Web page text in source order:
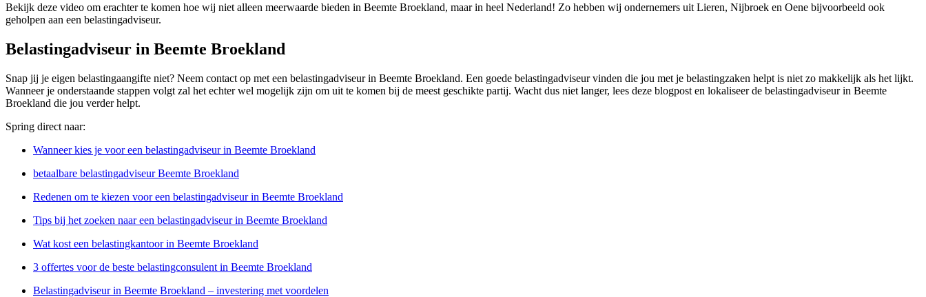
Bekijk deze video om erachter te komen hoe wij niet alleen meerwaarde bieden in Beemte Broekland, maar in heel Nederland! Zo hebben wij ondernemers uit Lieren, Nijbroek en Oene bijvoorbeeld ook
geholpen aan een belastingadviseur.
Belastingadviseur in Beemte Broekland
Snap jij je eigen belastingaangifte niet? Neem contact op met een belastingadviseur in Beemte Broekland. Een goede belastingadviseur vinden die jou met je belastingzaken helpt is niet zo makkelijk als het lijkt.
Wanneer je onderstaande stappen volgt zal het echter wel mogelijk zijn om uit te komen bij de meest geschikte partij. Wacht dus niet langer, lees deze blogpost en lokaliseer de belastingadviseur in Beemte
Broekland die jou verder helpt.
Spring direct naar:
Wanneer kies je voor een belastingadviseur in Beemte Broekland
betaalbare belastingadviseur Beemte Broekland
Redenen om te kiezen voor een belastingadviseur in Beemte Broekland
Tips bij het zoeken naar een belastingadviseur in Beemte Broekland
Wat kost een belastingkantoor in Beemte Broekland
3 offertes voor de beste belastingconsulent in Beemte Broekland
Belastingadviseur in Beemte Broekland – investering met voordelen